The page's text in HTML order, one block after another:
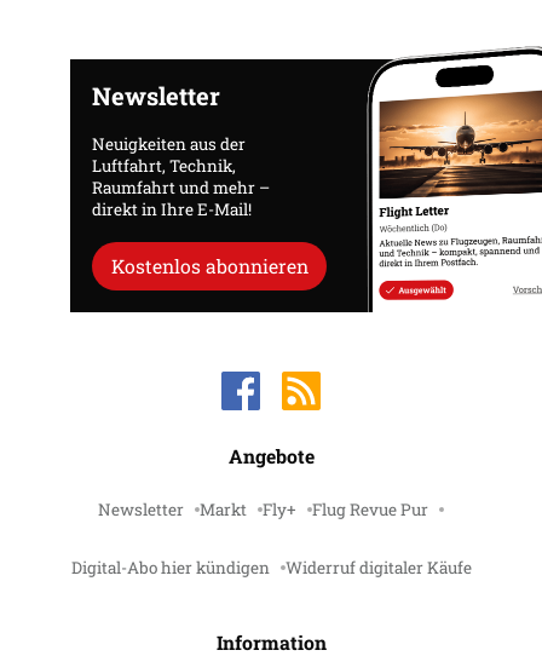
Newsletter
Neuigkeiten aus der
Luftfahrt, Technik,
Raumfahrt und mehr –
direkt in Ihre E-Mail!
Kostenlos abonnieren
Angebote
Newsletter Markt Fly+ Flug Revue Pur
Digital-Abo hier kündigen Widerruf digitaler Käufe
Information